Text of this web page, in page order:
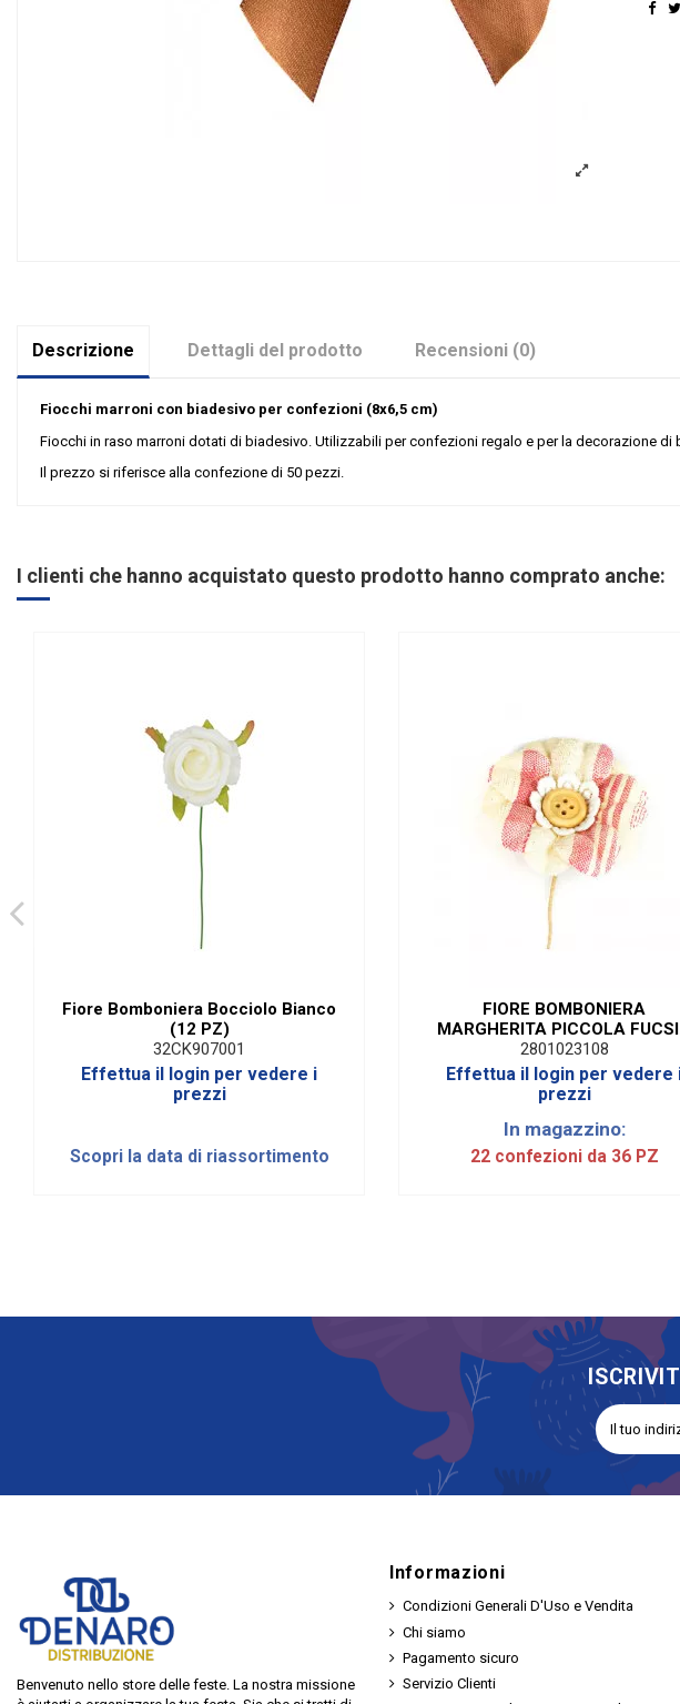
Descrizione Dettagli del prodotto Recensioni (0)
Fiocchi marroni con biadesivo per confezioni (8x6,5 cm)
Fiocchi in raso marroni dotati di biadesivo. Utilizzabili per confezioni regalo e per la decorazione di
Il prezzo si riferisce alla confezione di 50 pezzi.
Tipologia
I clienti che hanno acquistato questo prodotto hanno comprato anche:
Fiore Bomboniera Bocciolo Bianco
(12 PZ)
32CK907001
Effettua il login per vedere i
prezzi
Scopri la data di riassortimento
FIORE BOMBONIERA
MARGHERITA PICCOLA
(36 PEZZI)
2801023108
Effettua il login per vedere
prezzi
In magazzino:
22 confezioni da 36 PZ
Benvenuto nello store delle feste. La nostra missione
Informazioni
Condizioni Generali D'Uso e Vendita
Chi siamo
Pagamento sicuro
Servizio Clienti